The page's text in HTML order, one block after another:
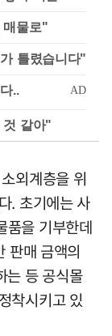
매물로"
틀렸습니다"
것 같아"
외계층을 위
. 초기에는 사
품을 기부한데
판매 금액의
는 등 공식몰
착시키고 있